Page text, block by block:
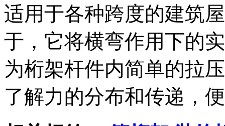
适用于各种跨度的建筑
于，它将横弯作用下的
为桁架杆件内简单的拉
了解力的分布和传递，